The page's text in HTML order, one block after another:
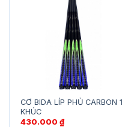
CƠ BIDA LÍP PHỦ CARBON 1
KHÚC
430.000 ₫